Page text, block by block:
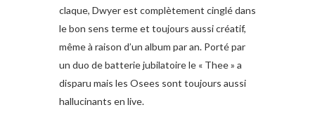
claque, Dwyer est complètement cinglé dans
le bon sens terme et toujours aussi créatif,
même à raison d’un album par an. Porté par
un duo de batterie jubilatoire le « Thee » a
disparu mais les Osees sont toujours aussi
hallucinants en live.